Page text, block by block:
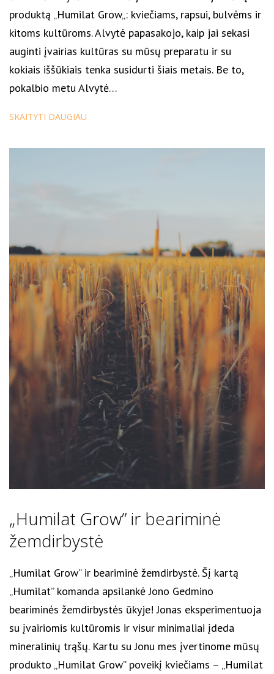
produktą „Humilat Grow„: kviečiams, rapsui, bulvėms ir
kitoms kultūroms. Alvytė papasakojo, kaip jai sekasi
auginti įvairias kultūras su mūsų preparatu ir su
kokiais iššūkiais tenka susidurti šiais metais. Be to,
pokalbio metu Alvytė…
SKAITYTI DAUGIAU
„Humilat Grow” ir beariminė
žemdirbystė
„Humilat Grow” ir beariminė žemdirbystė. Šį kartą
„Humilat” komanda apsilankė Jono Gedmino
beariminės žemdirbystės ūkyje! Jonas eksperimentuoja
su įvairiomis kultūromis ir visur minimaliai įdeda
mineralinių trąšų. Kartu su Jonu mes įvertinome mūsų
produkto „Humilat Grow” poveikį kviečiams – „Humilat